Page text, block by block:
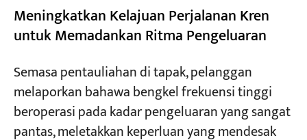
Meningkatkan Kelajuan Perjalanan Kren
untuk Memadankan Ritma Pengeluaran
Semasa pentauliahan di tapak, pelanggan
melaporkan bahawa bengkel frekuensi tinggi
beroperasi pada kadar pengeluaran yang sangat
pantas, meletakkan keperluan yang mendesak